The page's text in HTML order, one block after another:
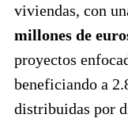
viviendas, con
millones de
proyectos
beneficiando a
distribuidas por